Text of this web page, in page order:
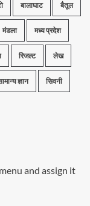
बालाघाट बैतूल
मंडला मध्य प्रदेश
रिजल्ट लेख
ज्ञान सिवनी
and assign it